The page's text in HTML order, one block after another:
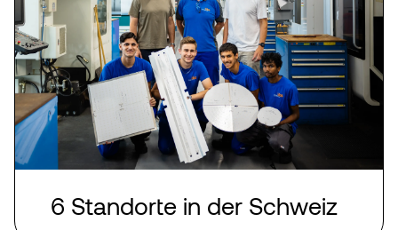
6 Standorte in der Schweiz